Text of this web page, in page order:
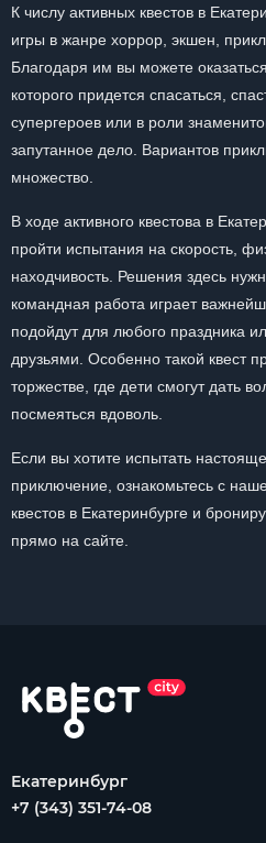
К числу активных квестов в
игры в жанре хоррор, экшен,
Благодаря им вы можете
которого придется спасаться,
супергероев или в роли
запутанное дело. Вариантов
множество.
В ходе активного квестова в
пройти испытания на скорость,
находчивость. Решения здесь
командная работа играет
подойдут для любого праздника
друзьями. Особенно такой квест
торжестве, где дети смогут дать
посмеяться вдоволь.
Если вы хотите испытать
приключение, ознакомьтесь с
квестов в Екатеринбурге и
прямо на сайте.
Екатеринбург
+7 (343) 351-74-08